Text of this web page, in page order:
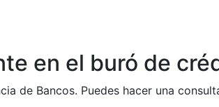
en el buró de
de Bancos. Puedes hacer una